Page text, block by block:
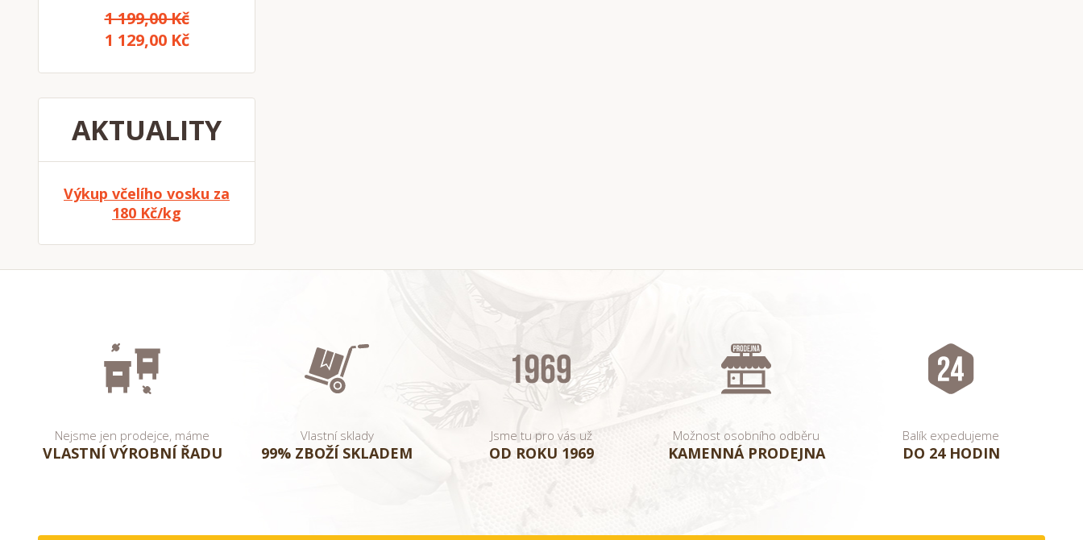
1 199,00 Kč
1 129,00 Kč
AKTUALITY
Výkup včelího vosku za
180 Kč/kg
Nejsme jen prodejce, máme
VLASTNÍ VÝROBNÍ ŘADU
Vlastní sklady
99% ZBOŽÍ SKLADEM
Jsme tu pro vás už
OD ROKU 1969
Možnost osobního odběru
KAMENNÁ PRODEJNA
Balík expedujeme
DO 24 HODIN